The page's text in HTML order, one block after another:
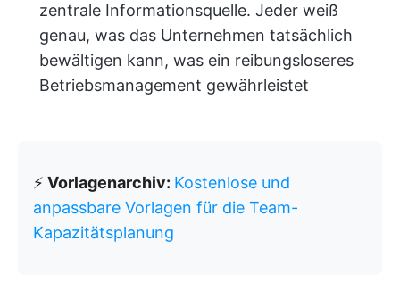
zentrale Informationsquelle. Jeder weiß
genau, was das Unternehmen tatsächlich
bewältigen kann, was ein reibungsloseres
Betriebsmanagement gewährleistet
⚡ Vorlagenarchiv: Kostenlose und
anpassbare Vorlagen für die Team-
Kapazitätsplanung